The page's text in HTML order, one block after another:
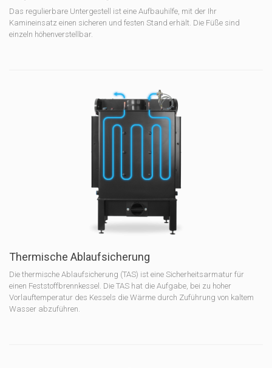
Das regulierbare Untergestell ist eine Aufbauhilfe, mit der Ihr
Kamineinsatz einen sicheren und festen Stand erhält. Die Füße sind
einzeln höhenverstellbar.
Thermische Ablaufsicherung
Die thermische Ablaufsicherung (TAS) ist eine Sicherheitsarmatur für
einen Feststoffbrennkessel. Die TAS hat die Aufgabe, bei zu hoher
Vorlauftemperatur des Kessels die Wärme durch Zuführung von kaltem
Wasser abzuführen.